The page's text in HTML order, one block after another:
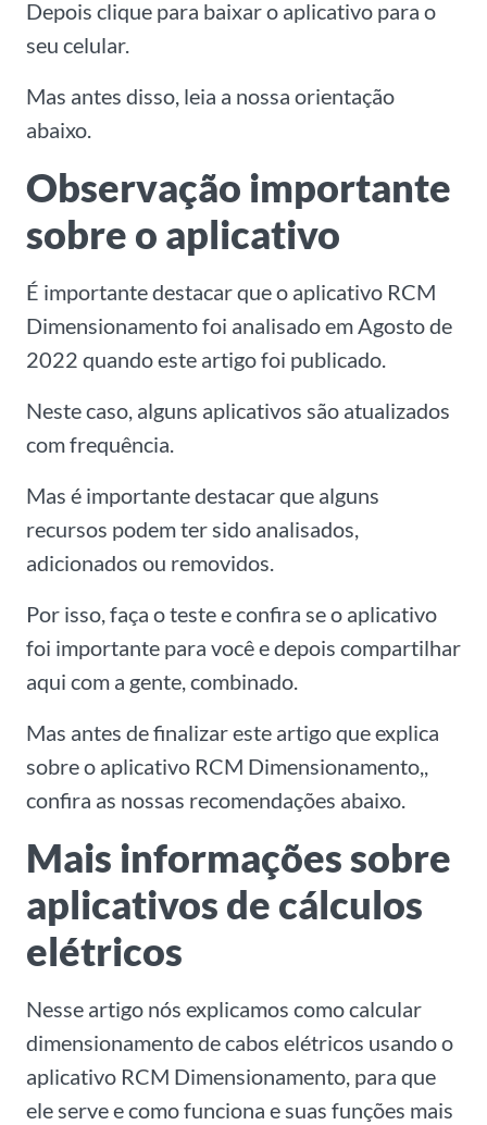
Depois clique para baixar o aplicativo para o
seu celular.
Mas antes disso, leia a nossa orientação
abaixo.
Observação importante
sobre o aplicativo
É importante destacar que o aplicativo RCM
Dimensionamento foi analisado em Agosto de
2022 quando este artigo foi publicado.
Neste caso, alguns aplicativos são atualizados
com frequência.
Mas é importante destacar que alguns
recursos podem ter sido analisados,
adicionados ou removidos.
Por isso, faça o teste e confira se o aplicativo
foi importante para você e depois compartilhar
aqui com a gente, combinado.
Mas antes de finalizar este artigo que explica
sobre o aplicativo RCM Dimensionamento,,
confira as nossas recomendações abaixo.
Mais informações sobre
aplicativos de cálculos
elétricos
Nesse artigo nós explicamos como calcular
dimensionamento de cabos elétricos usando o
aplicativo RCM Dimensionamento, para que
ele serve e como funciona e suas funções mais